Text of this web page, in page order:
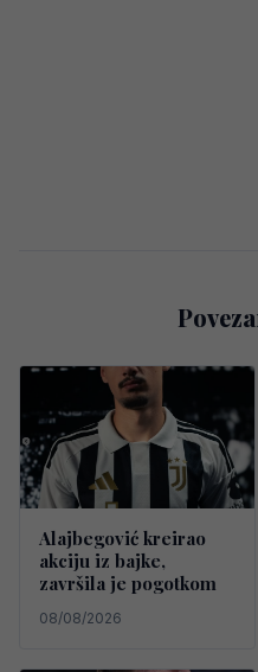
Alajbegović kreirao
akciju iz bajke,
završila je pogotkom
08/08/2026